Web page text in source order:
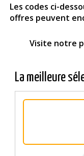
Les codes ci-
offres peuvent
Visite notre
La meilleure